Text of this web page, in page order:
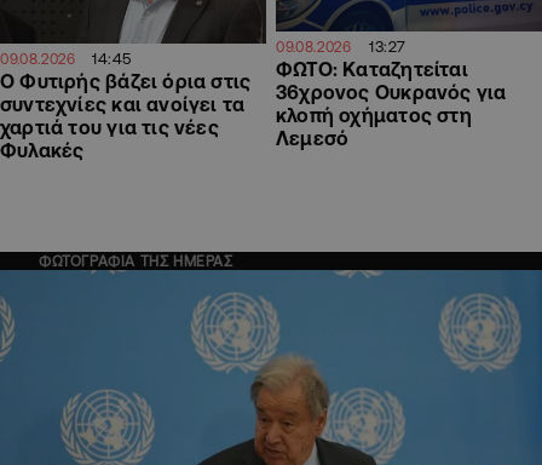
09.08.2026 14:45
O Φυτιρής βάζει όρια στις
συντεχνίες και ανοίγει τα
χαρτιά του για τις νέες
Φυλακές
09.08.2026 13:27
ΦΩΤΟ: Καταζητείται
36χρονος Ουκρανός για
κλοπή οχήματος στη
Λεμεσό
ΦΩΤΟΓΡΑΦΙΑ ΤΗΣ ΗΜΕΡΑΣ